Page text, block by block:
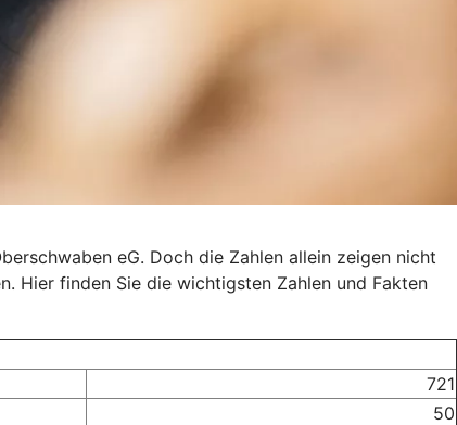
eG. Doch die Zahlen allein zeigen nicht
Hier finden Sie die wichtigsten Zahlen und Fakten
721
50